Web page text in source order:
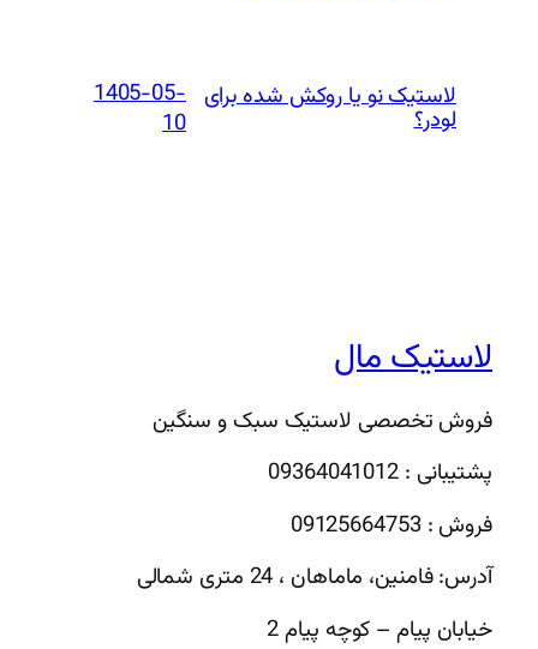
لاستیک نو یا روکش شده برای
لودر؟
1405-05-
10
لاستیک مال
فروش تخصصی لاستیک سبک و سنگین
پشتیبانی : 09364041012
فروش : 09125664753
آدرس: فامنین، ماماهان ، 24 متری شمالی
خیابان پیام – کوچه پیام 2